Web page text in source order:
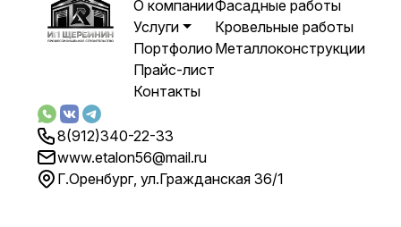
О компании
Услуги
Портфолио
Прайс-лист
Контакты
Фасадные работы
Кровельные работы
Металлоконструкции
8(912)340-22-33
www.etalon56@mail.ru
Г.Оренбург, ул.Гражданская 36/1